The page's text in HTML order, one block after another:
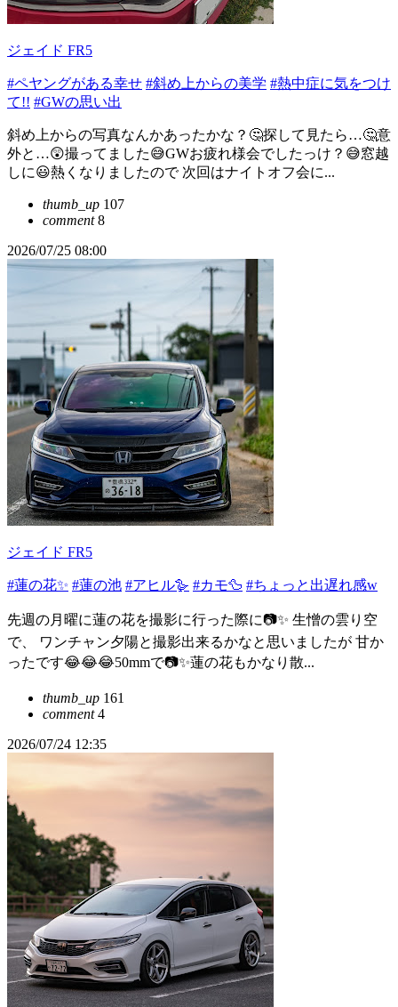
ジェイド FR5
#ペヤングがある幸せ #斜め上からの美学 #熱中症に気をつけ
て!! #GWの思い出
斜め上からの写真なんかあったかな？🤔探して見たら…🤔意
外と…😲撮ってました😅GWお疲れ様会でしたっけ？😅窓越
しに😃熱くなりましたので 次回はナイトオフ会に...
thumb_up 107
comment8
2026/07/25 08:00
ジェイド FR5
#蓮の花✨ #蓮の池 #アヒル🪿 #カモ🦆 #ちょっと出遅れ感w
先週の月曜に蓮の花を撮影に行った際に📷✨ 生憎の雲り空
で、 ワンチャン夕陽と撮影出来るかなと思いましたが 甘か
ったです😂😂😂50mmで📷✨蓮の花もかなり散...
thumb_up 161
comment4
2026/07/24 12:35